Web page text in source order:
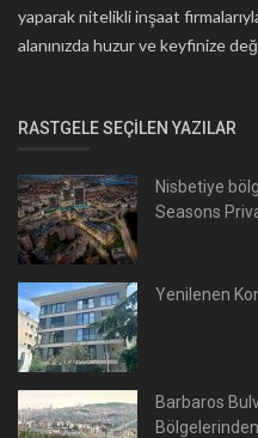
yaparak nitelikli inşaat
alanınızda huzur ve keyfinize
RASTGELE SEÇILEN YAZILAR
Nisbetiye
Seasons
Yenilenen
Barbaros
Bölgelerinden.